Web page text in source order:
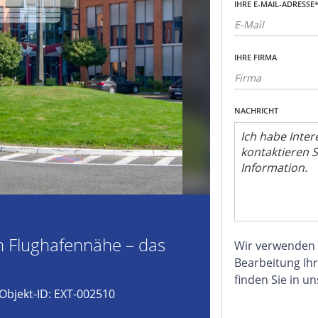
– das
ID: EXT-002510
IHRE E-MAIL-ADRESSE*
IHRE FIRMA
NACHRICHT
Wir
Bearbeitung
finden Sie in